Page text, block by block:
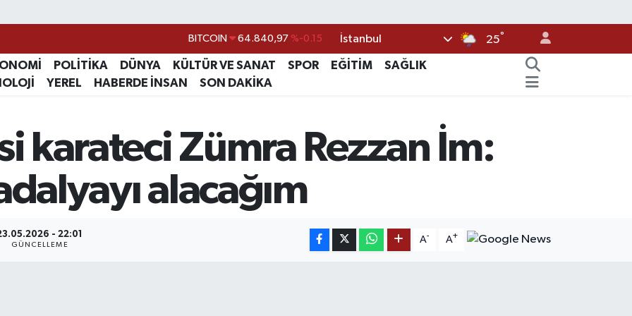
BITCOIN 64.840,97 %-0.15
DOLAR 47,7436 %0.18
EURO 55,2510
GRAM ALTIN %0
BİST100 13.779 %-14
İstanbul 25°
POLİTİKA DÜNYA KÜLTÜR VE SANAT SPOR EĞİTİM
SAĞLIK
YEREL HABERDE İNSAN SON DAKİKA
karateci Zümra Rezzan İm:
alacağım
- 22:01
GÜNCELLEME
A- A+